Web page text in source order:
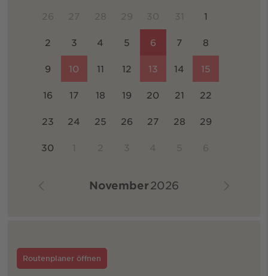
November2026
26 27 28 29 30 31 1
2 3 4 5 6 7 8
9 10 11 12 13 14 15
16 17 18 19 20 21 22
23 24 25 26 27 28 29
30 1 2 3 4 5 6
Routenplaner öffnen